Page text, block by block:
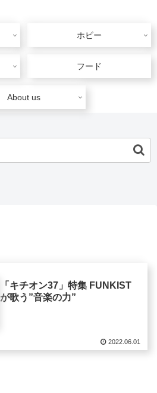
ホビー
フード
About us
「キチオン37」特集 FUNKIST
が歌う”音楽の力”
2022.06.01